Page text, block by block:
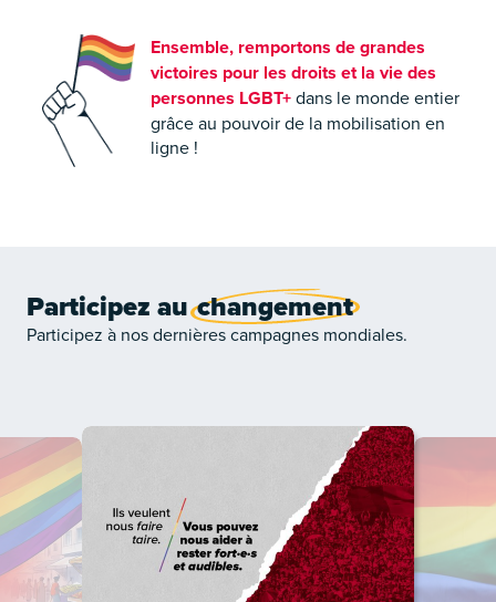
Ensemble, remportons de grandes
victoires pour les droits et la vie des
personnes LGBT+dans le monde entier
grâce au pouvoir de la mobilisation en
ligne !
Participez auchangement
Participez à nos dernières campagnes mondiales.